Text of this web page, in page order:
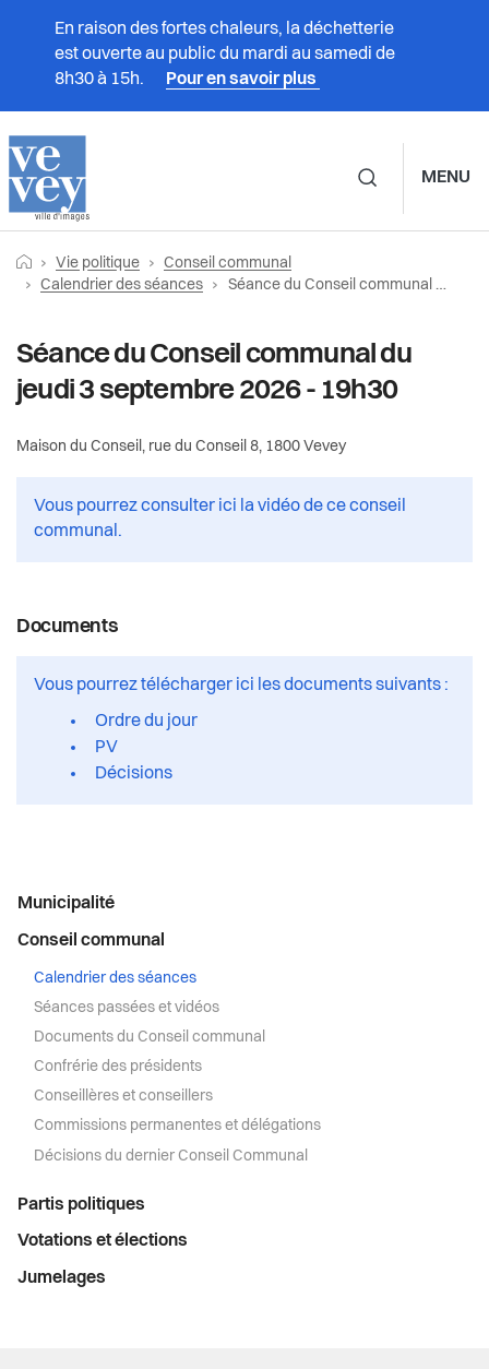
En raison des fortes chaleurs, la déchetterie
est ouverte au public du mardi au samedi de
8h30 à 15h.
Pour en savoir plus
MENU
Prestations
Administration
Vie politique
Vie politique
Municipalité
Conseil communal
Conseil communal
Séances passées et vidéos
Documents du Conseil communal
Confrérie des présidents
Partis politiques
Votations et élections
Actualités
Règlements
Fil
d'Ariane
Retourner vers la page d'accueil
Vie politique
Conseil communal
Calendrier des séances
Page actuelle:
Séance du Conseil communal du jeudi 3 septembre 2026 - 19h30
Séance du Conseil communal du
jeudi 3 septembre 2026 - 19h30
Maison du Conseil, rue du Conseil 8, 1800 Vevey
Vous pourrez consulter ici la vidéo de ce conseil
communal.
Documents
Vous pourrez télécharger ici les documents suivants :
Ordre du jour
PV
Décisions
Menu
latéral
Municipalité
Conseil communal
Calendrier des séances
Séances passées et vidéos
Documents du Conseil communal
Confrérie des présidents
Conseillères et conseillers
Commissions permanentes et délégations
Décisions du dernier Conseil Communal
Partis politiques
Votations et élections
Jumelages